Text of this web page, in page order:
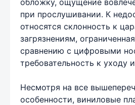
обложку, ощущение
при прослушивании. К
относятся склонность к
загрязнениям,
сравнению с цифровыми
требовательность к уходу
Несмотря на все
особенности, виниловые